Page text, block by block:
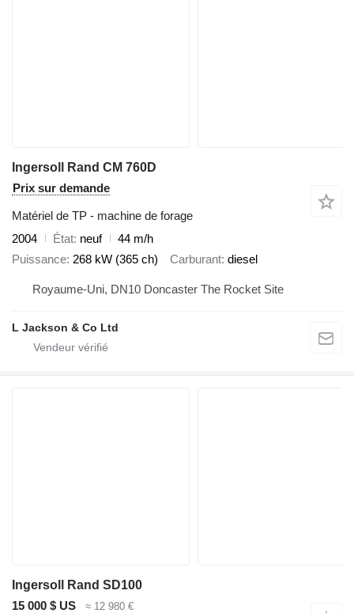
Ingersoll Rand CM 760D
Prix sur demande
Matériel de TP - machine de forage
2004
État neuf
44 m/h
Puissance 268 kW (365 ch) Carburant diesel
Royaume-Uni, DN10 Doncaster The Rocket Site
L Jackson & Co Ltd
Ingersoll Rand SD100
15 000 $ US
≈ 12 980 €